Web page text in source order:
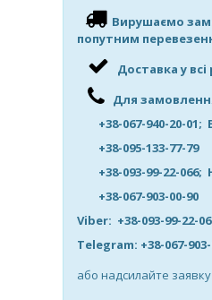
Вирушаємо
попутним
Доставка у всі
Для
+38-067-940-20-01;
+38-095-133-77-79
+38-093-99-22-066;
+38-067-903-00-90
Viber: +38-093-99-22-
Telegram: +38-067-
або надсилайте